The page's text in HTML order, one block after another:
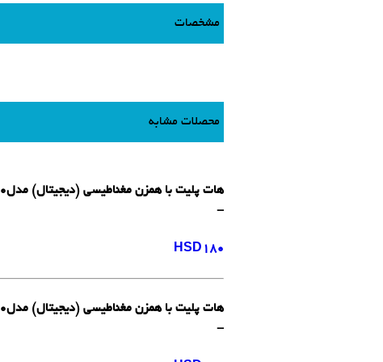
مشخصات
محصلات مشابه
هات پلیت با همزن مغناطیسی (دیجیتال) مدلHSD180 ام تاپس کره
-
HSD180
هات پلیت با همزن مغناطیسی (دیجیتال) مدلHSD330 ام تاپس کره
-